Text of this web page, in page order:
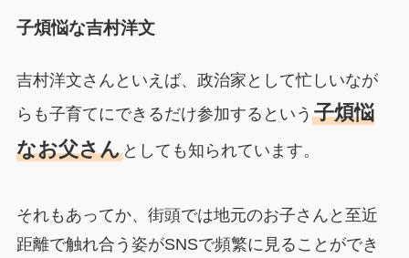
子煩悩な吉村洋文
吉村洋文さんといえば、政治家として忙しいなが
らも子育てにできるだけ参加するという 子煩悩
なお父さんとしても知られています。
それもあってか、街頭では地元のお子さんと至近
距離で触れ合う姿がSNSで頻繁に見ることができ